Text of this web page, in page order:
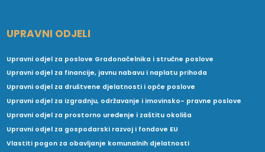
UPRAVNI ODJELI
Upravni odjel za poslove Gradonačelnika i stručne poslove
Upravni odjel za financije, javnu nabavu i naplatu prihoda
Upravni odjel za društvene djelatnosti i opće poslove
Upravni odjel za izgradnju, održavanje i imovinsko- pravne poslove
Upravni odjel za prostorno uređenje i zaštitu okoliša
Upravni odjel za gospodarski razvoj i fondove EU
Vlastiti pogon za obavljanje komunalnih djelatnosti